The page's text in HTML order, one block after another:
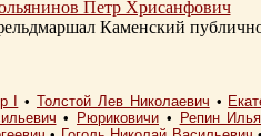
Петр Хрисанфович
Каменский публично
I •Толстой Лев Николаевич •
• Рюриковичи • Репин